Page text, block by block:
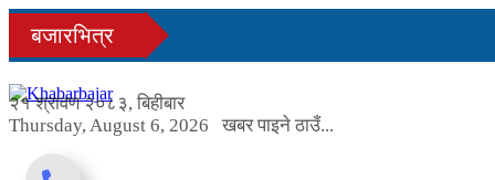
Skip
content
बजारभित्र
२१ श्रावण २०८३, बिहीबार
Thursday, August 6, 2026
खबर पाइने ठाउँ...